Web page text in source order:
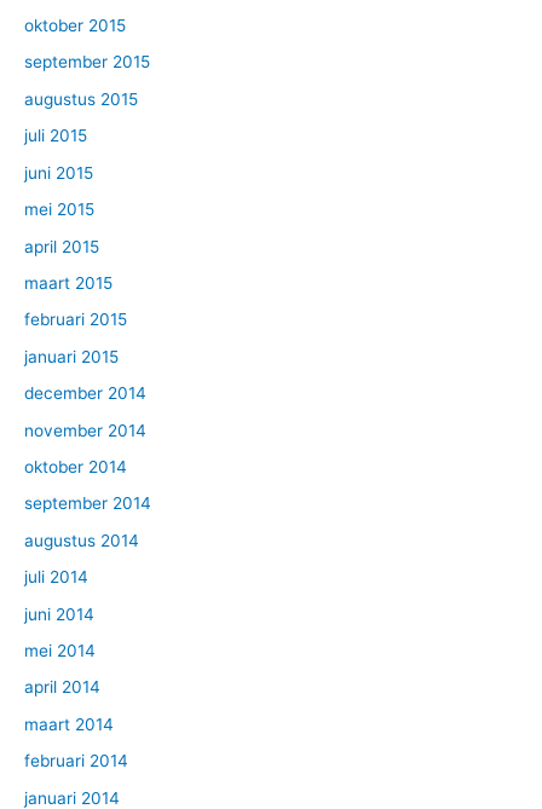
oktober 2015
september 2015
augustus 2015
juli 2015
juni 2015
mei 2015
april 2015
maart 2015
februari 2015
januari 2015
december 2014
november 2014
oktober 2014
september 2014
augustus 2014
juli 2014
juni 2014
mei 2014
april 2014
maart 2014
februari 2014
januari 2014